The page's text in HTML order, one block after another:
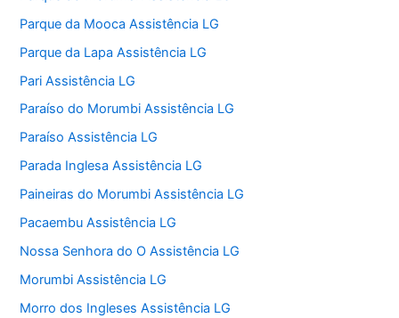
Parque da Mooca Assistência LG
Parque da Lapa Assistência LG
Pari Assistência LG
Paraíso do Morumbi Assistência LG
Paraíso Assistência LG
Parada Inglesa Assistência LG
Paineiras do Morumbi Assistência LG
Pacaembu Assistência LG
Nossa Senhora do O Assistência LG
Morumbi Assistência LG
Morro dos Ingleses Assistência LG